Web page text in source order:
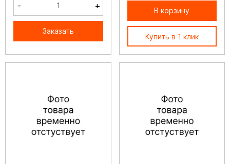
- +
Заказать
В корзину
Купить в 1 клик